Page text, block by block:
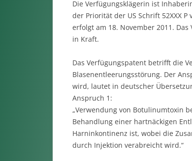
Die Verfügungsklägerin ist
der Priorität der US Schrift 52XXX
erfolgt am 18. November 2011.
in Kraft.
Das Verfügungspatent betrifft die
Blasenentleerungsstörung. Der
wird, lautet in deutscher
Anspruch 1:
„Verwendung von Botulinumtoxin
Behandlung einer hartnäckigen
Harninkontinenz ist, wobei die
durch Injektion verabreicht wird.“